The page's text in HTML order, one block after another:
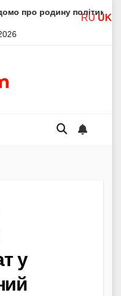
політика Молитва
у
RU UK